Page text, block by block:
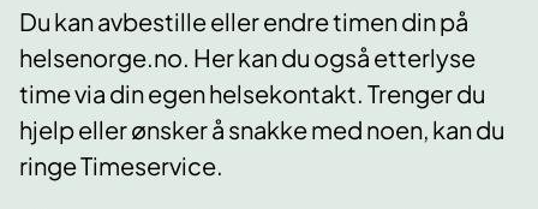
Du kan avbestille eller endre timen din på
helsenorge.no. Her kan du også etterlyse
time via din egen helsekontakt. Trenger du
hjelp eller ønsker å snakke med noen, kan du
ringe Timeservice.